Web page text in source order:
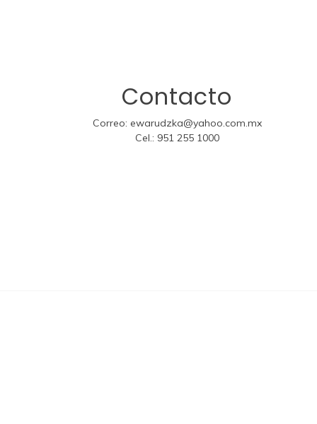
Contacto
Correo: ewarudzka@yahoo.com.mx
Cel.: 951 255 1000